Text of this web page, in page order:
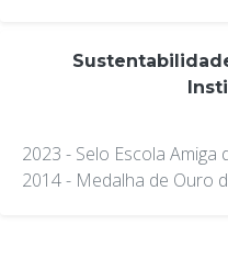
2023 - Selo Escola Amiga
2014 - Medalha de Ouro